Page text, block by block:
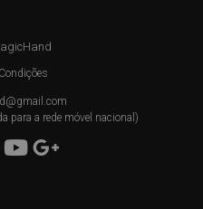
para a rede móvel nacional)